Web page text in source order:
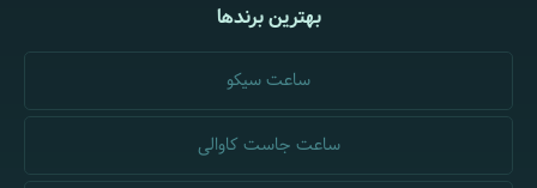
بهترین برندها
ساعت سیکو
ساعت جاست کاوالی